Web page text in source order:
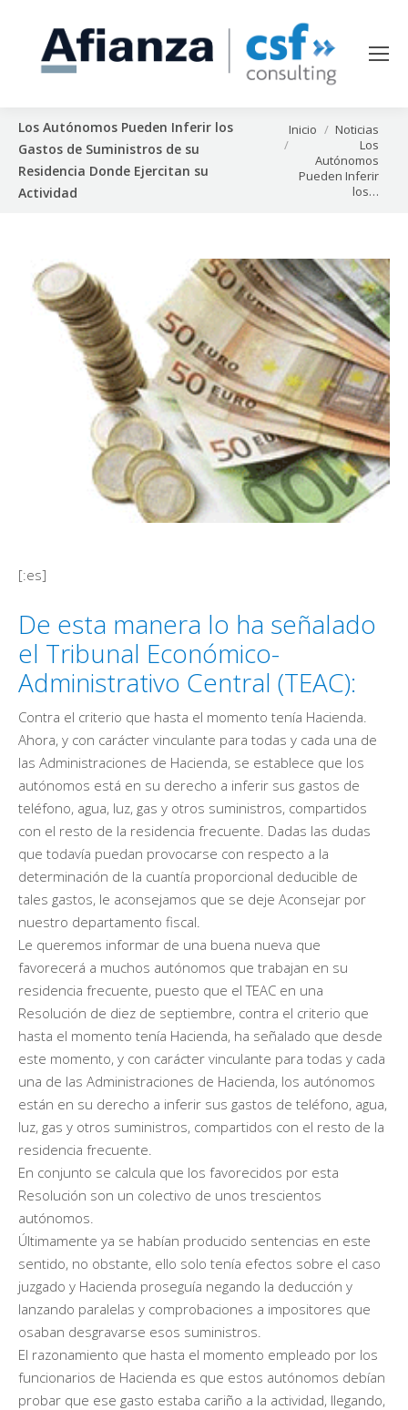
Los Autónomos Pueden Inferir los
Gastos de Suministros de su
Residencia Donde Ejercitan su
Actividad
Estás aquí:
Inicio
Noticias
Los
Autónomos
Pueden Inferir
los…
[:es]
De esta manera lo ha señalado
el Tribunal Económico-
Administrativo Central (TEAC):
Contra el criterio que hasta el momento tenía Hacienda.
Ahora, y con carácter vinculante para todas y cada una de
las Administraciones de Hacienda, se establece que los
autónomos está en su derecho a inferir sus gastos de
teléfono, agua, luz, gas y otros suministros, compartidos
con el resto de la residencia frecuente. Dadas las dudas
que todavía puedan provocarse con respecto a la
determinación de la cuantía proporcional deducible de
tales gastos, le aconsejamos que se deje Aconsejar por
nuestro departamento fiscal.
Le queremos informar de una buena nueva que
favorecerá a muchos autónomos que trabajan en su
residencia frecuente, puesto que el TEAC en una
Resolución de diez de septiembre, contra el criterio que
hasta el momento tenía Hacienda, ha señalado que desde
este momento, y con carácter vinculante para todas y cada
una de las Administraciones de Hacienda, los autónomos
están en su derecho a inferir sus gastos de teléfono, agua,
luz, gas y otros suministros, compartidos con el resto de la
residencia frecuente.
En conjunto se calcula que los favorecidos por esta
Resolución son un colectivo de unos trescientos
autónomos.
Últimamente ya se habían producido sentencias en este
sentido, no obstante, ello solo tenía efectos sobre el caso
juzgado y Hacienda proseguía negando la deducción y
lanzando paralelas y comprobaciones a impositores que
osaban desgravarse esos suministros.
El razonamiento que hasta el momento empleado por los
funcionarios de Hacienda es que estos autónomos debían
probar que ese gasto estaba cariño a la actividad, llegando,